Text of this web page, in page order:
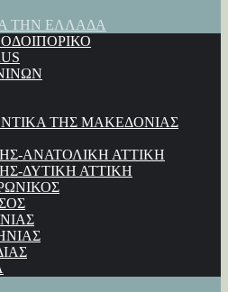
ΤΗΝ ΕΛΛΑΔΑ
ΤΗΣ ΜΑΚΕΔΟΝΙΑΣ
ΑΝΑΤΟΛΙΚΗ ΑΤΤΙΚΗ
ΔΥΤΙΚΗ ΑΤΤΙΚΗ